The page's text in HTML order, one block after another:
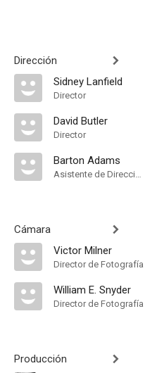
Dirección
Sidney Lanfield
Director
David Butler
Director
Barton Adams
Asistente de Dirección
Cámara
Victor Milner
Director de Fotografía
William E. Snyder
Director de Fotografía
Producción